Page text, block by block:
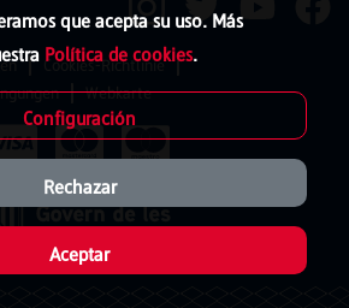
que acepta su uso. Más
Política de cookies.
Configuración
Rechazar
Aceptar
Cookies-Richtlinie
Webkarte